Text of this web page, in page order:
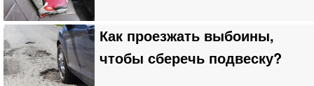
Как проезжать выбоины,
чтобы сберечь подвеску?